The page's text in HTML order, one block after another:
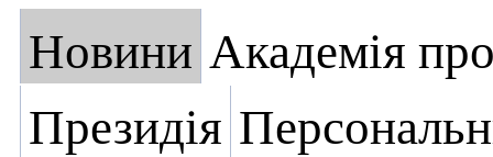
Новини Академія
Президія